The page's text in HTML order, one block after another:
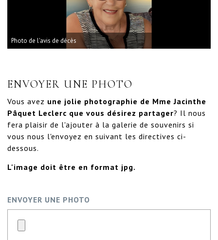
Photo de l'avis de décès
ENVOYER UNE PHOTO
Vous avez une jolie photographie de Mme Jacinthe
Pâquet Leclerc que vous désirez partager? Il nous
fera plaisir de l'ajouter à la galerie de souvenirs si
vous nous l'envoyez en suivant les directives ci-
dessous.
L'image doit être en format jpg.
ENVOYER UNE PHOTO